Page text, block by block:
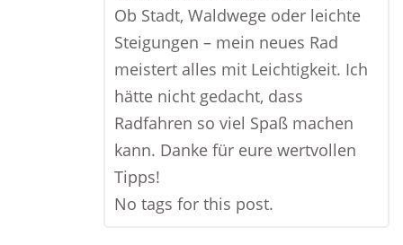
Ob Stadt, Waldwege oder leichte
Steigungen – mein neues Rad
meistert alles mit Leichtigkeit. Ich
hätte nicht gedacht, dass
Radfahren so viel Spaß machen
kann. Danke für eure wertvollen
Tipps!
No tags for this post.